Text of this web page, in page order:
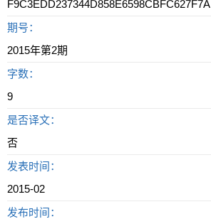
F9C3EDD237344D858E6598CBFC627F7A
期号：
2015年第2期
字数：
9
是否译文：
否
发表时间：
2015-02
发布时间：